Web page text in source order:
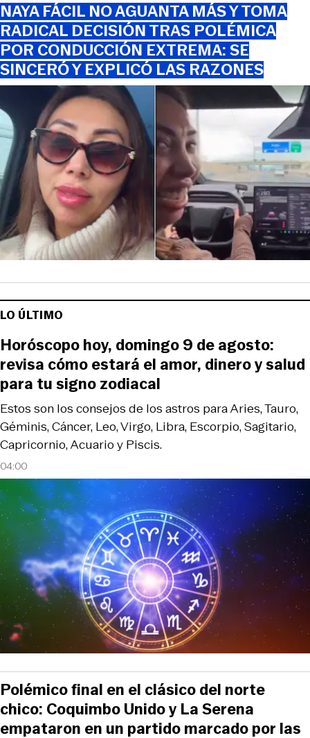
NAYA FÁCIL NO AGUANTA MÁS Y TOMA
RADICAL DECISIÓN TRAS POLÉMICA
POR CONDUCCIÓN EXTREMA: SE
SINCERÓ Y EXPLICÓ LAS RAZONES
LO ÚLTIMO
04:00
Estos son los consejos de los astros para Aries, Tauro,
Géminis, Cáncer, Leo, Virgo, Libra, Escorpio, Sagitario,
Capricornio, Acuario y Piscis.
Horóscopo hoy, domingo 9 de agosto:
revisa cómo estará el amor, dinero y salud
para tu signo zodiacal
Polémico final en el clásico del norte
chico: Coquimbo Unido y La Serena
empataron en un partido marcado por las